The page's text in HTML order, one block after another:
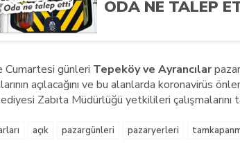
ODA NE TALEP
Cumartesi günleri Tepeköy ve Ayrancılar
açılacağını ve bu alanlarda koronavirüs
Zabıta Müdürlüğü yetkilileri çalışmalarını
açık pazargünleri pazaryerleri